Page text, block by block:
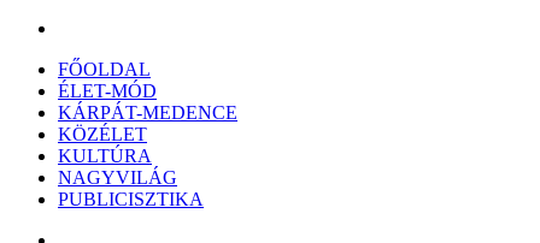
FŐOLDAL
ÉLET-MÓD
KÁRPÁT-MEDENCE
KÖZÉLET
KULTÚRA
NAGYVILÁG
PUBLICISZTIKA